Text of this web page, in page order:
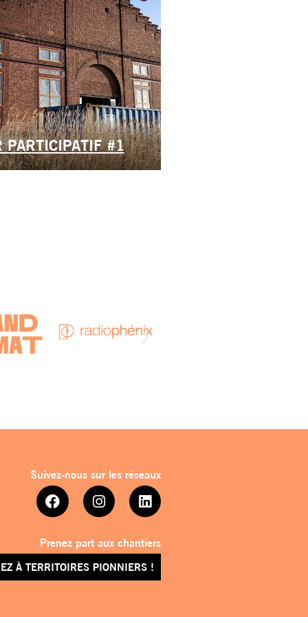
PARTICIPATIF #1
Suivez-nous sur les réseaux
Prenez part aux chantiers
À TERRITOIRES PIONNIERS !